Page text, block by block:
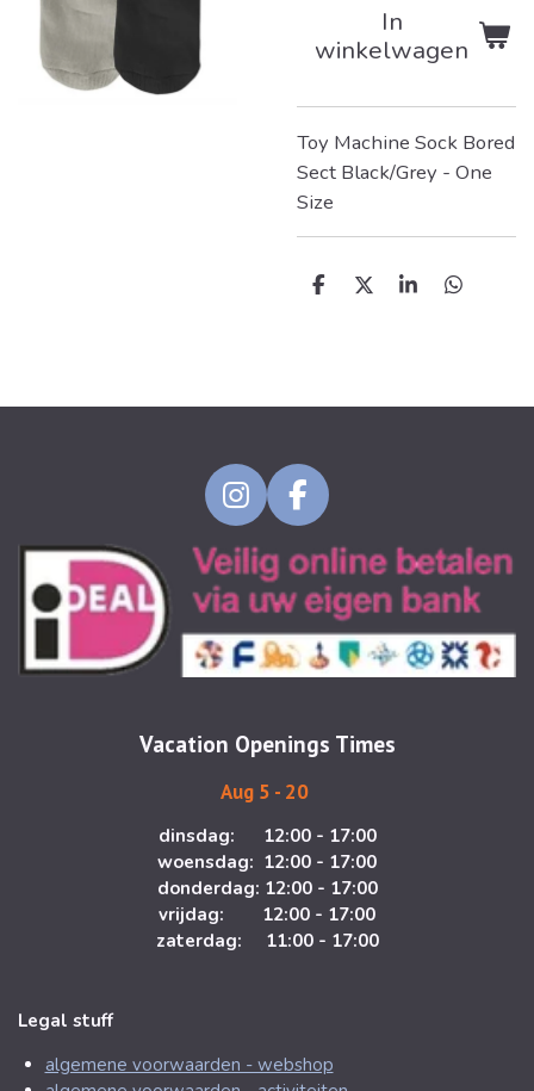
In
winkelwagen
Toy Machine Sock Bored
Sect Black/Grey - One
Size
D
D
S
D
I
n
s
t
a
g
r
m
F
a
c
e
b
o
o
Vacation Openings Times
Aug 5 - 20
dinsdag: 12:00 - 17:00
woensdag: 12:00 - 17:00
donderdag: 12:00 - 17:00
vrijdag: 12:00 - 17:00
zaterdag: 11:00 - 17:00
Legal stuff
algemene voorwaarden - webshop